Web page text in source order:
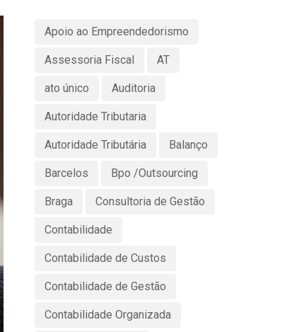
Apoio ao Empreendedorismo
Assessoria Fiscal AT
ato único Auditoria
Autoridade Tributaria
Autoridade Tributária Balanço
Barcelos Bpo /Outsourcing
Braga Consultoria de Gestão
Contabilidade
Contabilidade de Custos
Contabilidade de Gestão
Contabilidade Organizada